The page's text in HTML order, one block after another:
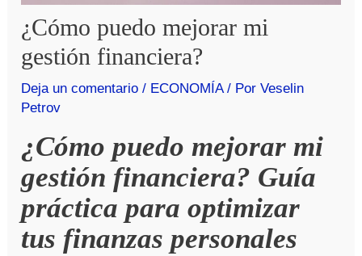
¿Cómo puedo mejorar mi
gestión financiera?
Deja un comentario / ECONOMÍA/ PorVeselin
Petrov
¿Cómo puedo mejorar mi
gestión financiera? Guía
práctica para optimizar
tus finanzas personales